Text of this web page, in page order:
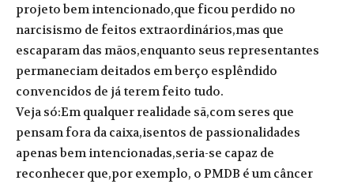
projeto bem intencionado,que ficou perdido no
narcisismo de feitos extraordinários,mas que
escaparam das mãos,enquanto seus representantes
permaneciam deitados em berço esplêndido
convencidos de já terem feito tudo.
Veja só:Em qualquer realidade sã,com seres que
pensam fora da caixa,isentos de passionalidades
apenas bem intencionadas,seria-se capaz de
reconhecer que,por exemplo, o PMDB é um câncer